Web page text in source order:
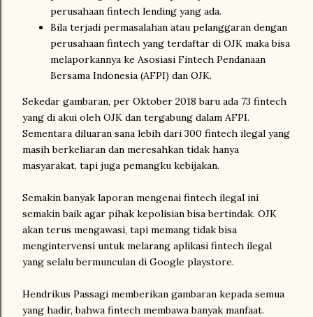
perusahaan fintech lending yang ada.
Bila terjadi permasalahan atau pelanggaran dengan
perusahaan fintech yang terdaftar di OJK maka bisa
melaporkannya ke Asosiasi Fintech Pendanaan
Bersama Indonesia (AFPI) dan OJK.
Sekedar gambaran, per Oktober 2018 baru ada 73 fintech
yang di akui oleh OJK dan tergabung dalam AFPI.
Sementara diluaran sana lebih dari 300 fintech ilegal yang
masih berkeliaran dan meresahkan tidak hanya
masyarakat, tapi juga pemangku kebijakan.
Semakin banyak laporan mengenai fintech ilegal ini
semakin baik agar pihak kepolisian bisa bertindak. OJK
akan terus mengawasi, tapi memang tidak bisa
mengintervensi untuk melarang aplikasi fintech ilegal
yang selalu bermunculan di Google playstore.
Hendrikus Passagi memberikan gambaran kepada semua
yang hadir, bahwa fintech membawa banyak manfaat.